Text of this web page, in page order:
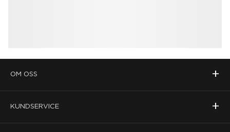
OM OSS +
KUNDSERVICE +